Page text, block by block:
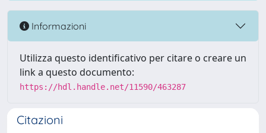
Informazioni
Utilizza questo identificativo per citare o creare un
link a questo documento:
https://hdl.handle.net/11590/463287
Citazioni